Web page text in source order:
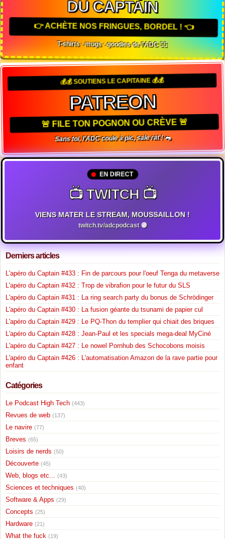
DU CAPTAIN
👉 ACHÈTE NOS FRINGUES, BORDEL ! 👈
T-shirts · mugs · goodies de l'ADC 🏴‍☠️
💰💰 SOUTIENS LE CAPITAINE 💰💰
PATREON
🚨 FILE TON POGNON OU CRÈVE 🚨
Sans toi, l'ADC coule à pic, sale rat ! 🐀
EN DIRECT
📺 TWITCH 📺
VIENS MATER LE STREAM, MOUSSAILLON !
twitch.tv/adcpodcast 🟣
Derniers articles
L'apéro du Captain #433 : Fin de parcours pour l'oeuf Tenga du metaverse
L'apéro du Captain #432 : Trop de vibrafion pour le futur du SLS
L'apéro du Captain #431 : La ring search party du bonus de Schrödinger
L'apéro du Captain #430 : La fusion géante du tsunami de papier cul
L'apéro du Captain #429 : Le PQ-Thon du templier qui chiait des briques
L'apéro du Captain #428 : Jean-Paul et les specials mega-deal MyCiné
L'apéro du Captain #427 : Le nowel Pornhub des Schocobons moisis
L'apéro du Captain #426 : L'automatisation Amazon de la rave partie pour
enfant
Catégories
Le Podcast High Tech (443)
Revues de web (137)
Le navire (77)
Breves (65)
Loisirs de nerds (50)
Découverte (45)
Web, blogs etc... (43)
Sciences et techniques (40)
Software & Apps (29)
Concepts (25)
Hardware (21)
What the fuck (19)